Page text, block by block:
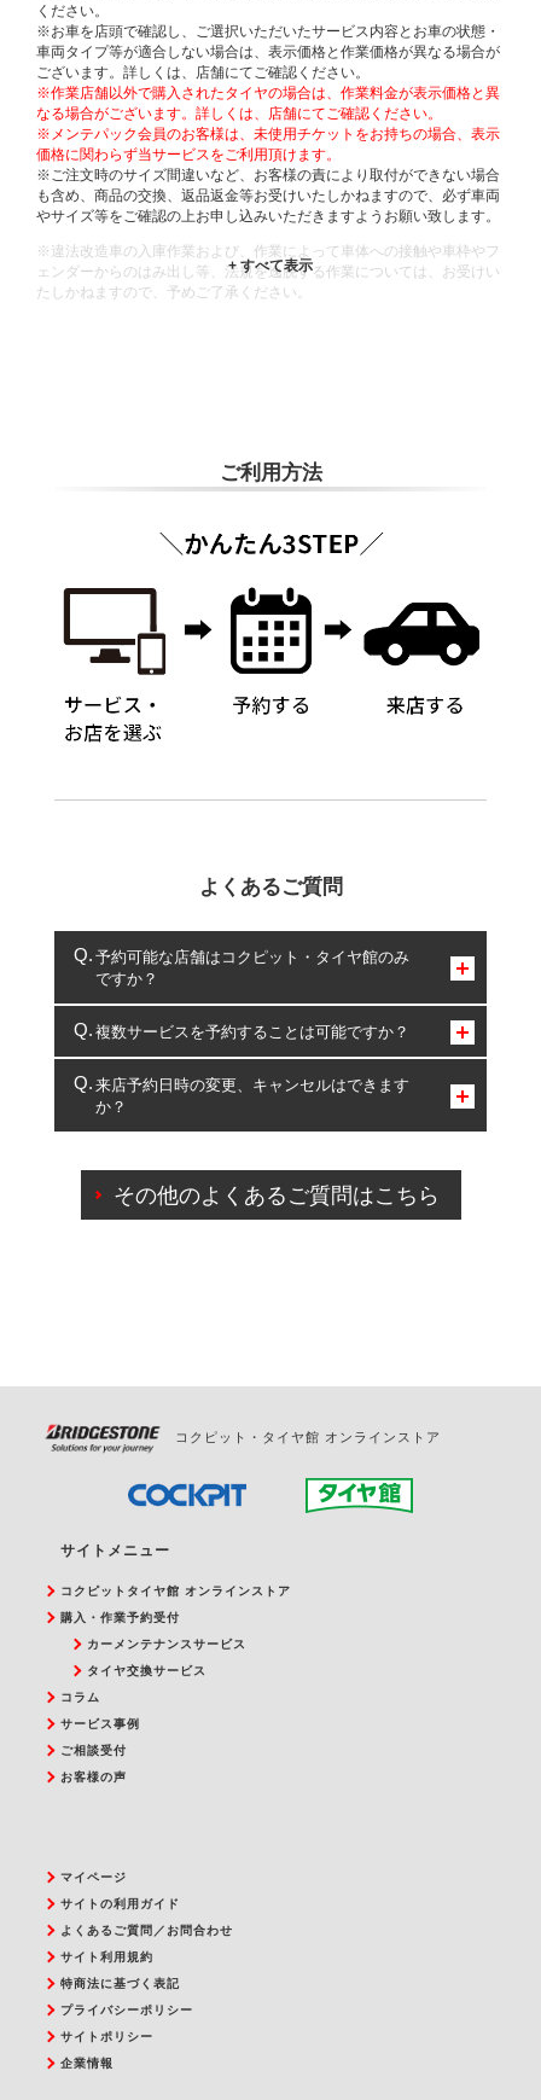
ください。
※お車を店頭で確認し、ご選択いただいたサービス内容とお車の状態・
車両タイプ等が適合しない場合は、表示価格と作業価格が異なる場合が
ございます。詳しくは、店舗にてご確認ください。
※作業店舗以外で購入されたタイヤの場合は、作業料金が表示価格と異
なる場合がございます。詳しくは、店舗にてご確認ください。
※メンテパック会員のお客様は、未使用チケットをお持ちの場合、表示
価格に関わらず当サービスをご利用頂けます。
※ご注文時のサイズ間違いなど、お客様の責により取付ができない場合
も含め、商品の交換、返品返金等お受けいたしかねますので、必ず車両
やサイズ等をご確認の上お申し込みいただきますようお願い致します。
※違法改造車の入庫作業および、作業によって車体への接触や車枠やフ
ェンダーからのはみ出し等、法規を逸脱する作業については、お受けい
たしかねますので、予めご了承ください。
ご利用方法
よくあるご質問
予約可能な店舗はコクピット・タイヤ館のみ
ですか？
コクピット・タイヤ館のみとなります。
複数サービスを予約することは可能ですか？
複数サービスのご予約は可能です。
一部の商品・サービスの組み合わせに限り、同時にご予約が
出来ないものもございます。
来店予約日時の変更、キャンセルはできます
か？
ご来店予約日の3営業日前を過ぎている場合のご予約
の日時変更につきましては、直接ご予約の店舗まで
その他のよくあるご質問はこちら
コクピット・タイヤ館 オンラインストア
サイトメニュー
コクピットタイヤ館 オンラインストア
購入・作業予約受付
カーメンテナンスサービス
タイヤ交換サービス
コラム
サービス事例
ご相談受付
お客様の声
マイページ
サイトの利用ガイド
よくあるご質問／お問合わせ
サイト利用規約
特商法に基づく表記
プライバシーポリシー
サイトポリシー
企業情報